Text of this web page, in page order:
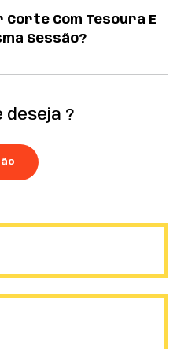
Corte Com Tesoura E
Sessão?
deseja ?